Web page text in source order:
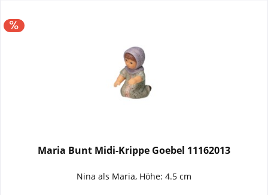
Maria Bunt Midi-Krippe Goebel 11162013
Nina als Maria, Höhe: 4.5 cm